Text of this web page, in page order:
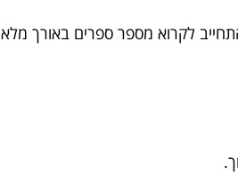
לקרוא מספר ספרים באורך מלא